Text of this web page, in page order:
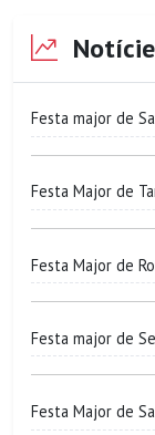
Festa major de
Festa Major de
Festa Major de
Festa major de
Festa Major de